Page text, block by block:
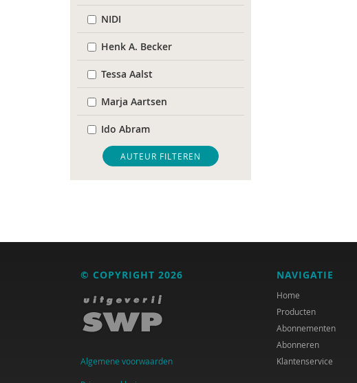
NIDI
Henk A. Becker
Tessa Aalst
Marja Aartsen
Ido Abram
Kanta Adhin
Cees Al
Monika Altenreiter
Janneke Ariaans
Henri Audier
AUTEUR FILTEREN
© COPYRIGHT 2026
Algemene voorwaarden
NAVIGATIE
Home
Producten
Abonnementen
Abonneren
Klantenservice